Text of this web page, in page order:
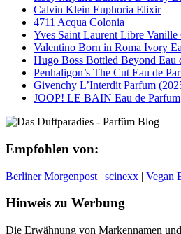
Calvin Klein Euphoria Elixir
4711 Acqua Colonia
Yves Saint Laurent Libre Vanille
Valentino Born in Roma Ivory
Hugo Boss Bottled Beyond Eau
Penhaligon’s The Cut Eau de
Givenchy L’Interdit Parfum
JOOP! LE BAIN Eau de Parfum
Empfohlen von:
Berliner Morgenpost | scinexx | Vegan
Hinweis zu Werbung
Die Erwähnung von Markennamen